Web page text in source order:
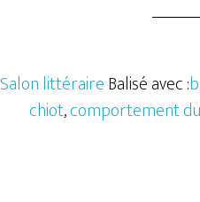
Salon littéraireBalisé avec :
chiot,comportement